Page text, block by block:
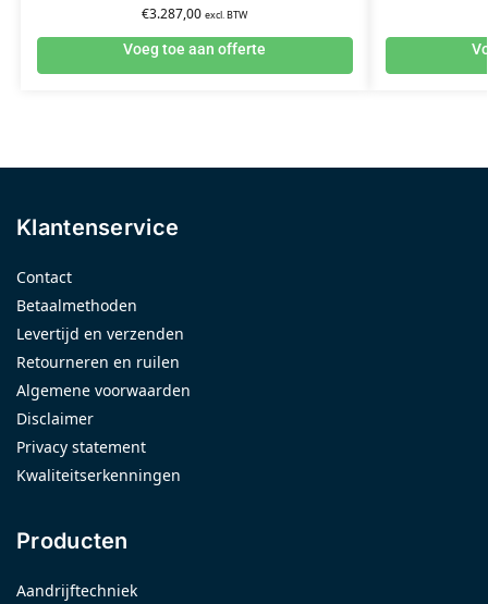
€3.287,00 excl. BTW
Voeg toe aan offerte
Klantenservice
Contact
Betaalmethoden
Levertijd en verzenden
Retourneren en ruilen
Algemene voorwaarden
Disclaimer
Privacy statement
Kwaliteitserkenningen
Producten
Aandrijftechniek